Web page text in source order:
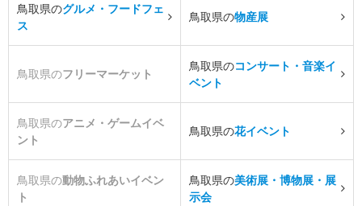
鳥取県のグルメ・フードフェ
ス
鳥取県の物産展
鳥取県のフリーマーケット
鳥取県のコンサート・音楽イ
ベント
鳥取県のアニメ・ゲームイベ
ント
鳥取県の花イベント
鳥取県の動物ふれあいイベン
ト
鳥取県の美術展・博物展・展
示会